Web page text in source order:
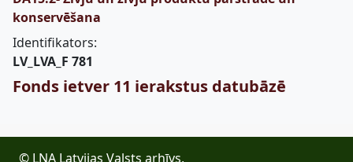
konservēšana
Identifikators:
LV_LVA_F 781
Fonds ietver 11 ierakstus datubāzē
© LNA Latvijas Valsts arhīvs,